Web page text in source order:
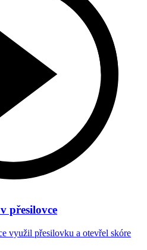
přesilovce
využil přesilovku a otevřel skóre